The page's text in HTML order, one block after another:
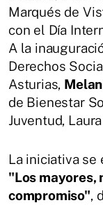
Marqués de
con el Día
A la
Derechos
Asturias,
de Bienestar
Juventud,
La iniciativa se
"Los mayores,
compromiso",